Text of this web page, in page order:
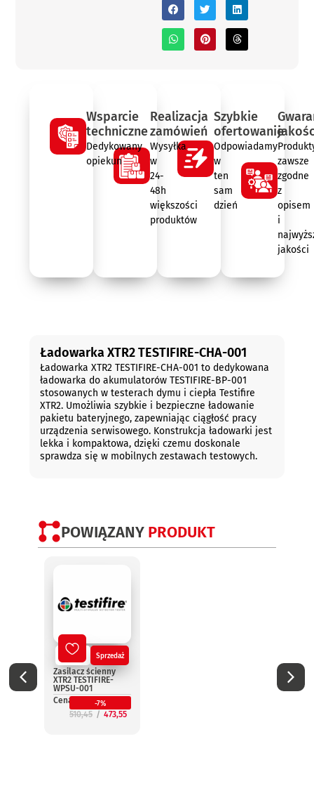
Wsparcie
techniczne
Dedykowany
opiekun
Realizacja
zamówień
Wysyłka
w
24-
48h
większości
produktów
Szybkie
ofertowanie
Odpowiadamy
w
ten
sam
dzień
zawsze
zgodne
z
opisem
i
jakości
Ładowarka XTR2 TESTIFIRE-CHA-001
Ładowarka XTR2 TESTIFIRE-CHA-001 to dedykowana
ładowarka do akumulatorów TESTIFIRE-BP-001
stosowanych w testerach dymu i ciepła Testifire
XTR2. Umożliwia szybkie i bezpieczne ładowanie
pakietu bateryjnego, zapewniając ciągłość pracy
urządzenia serwisowego. Konstrukcja ładowarki jest
lekka i kompaktowa, dzięki czemu doskonale
sprawdza się w mobilnych zestawach testowych.
POWIĄZANY PRODUKT
Nowy Sprzedaż
Zasilacz ścienny
XTR2 TESTIFIRE-
WPSU-001
Cena:
-7%
510,45 473,55
XTR2